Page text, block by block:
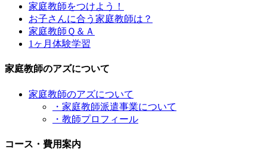
家庭教師をつけよう！
お子さんに合う家庭教師は？
家庭教師Ｑ＆Ａ
1ヶ月体験学習
家庭教師のアズについて
家庭教師のアズについて
・家庭教師派遣事業について
・教師プロフィール
コース・費用案内